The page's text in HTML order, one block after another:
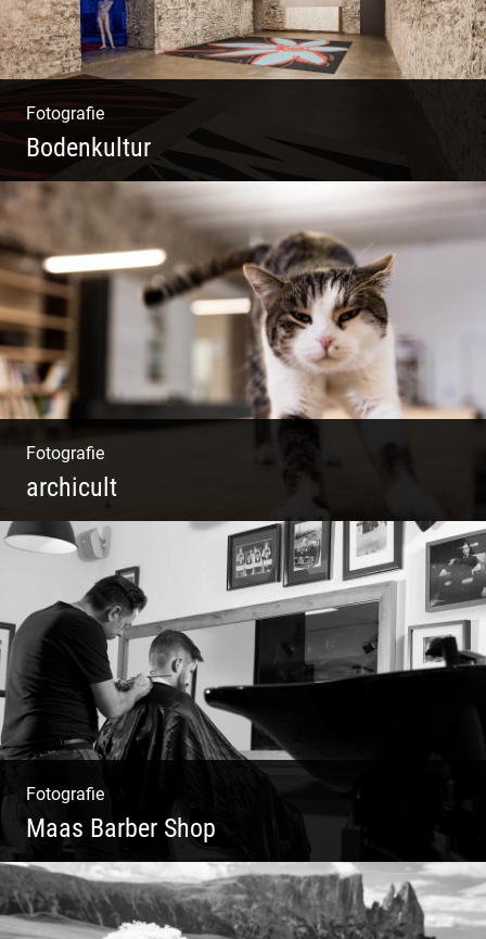
Fotografie
Bodenkultur
Boden & Raumausstattung | Imposantes
Gewölbe | Großzügige Räume | Vintage Stil
Fotografie
archicult
Lesen & Inspirieren | Messen & Verlegen |
Zeichnen & Malen | Planen & Bauen
Fotografie
Maas Barber Shop
Coole Bartstyles | Haircut & Shave | Farbe
& Schnitt | Creating Men